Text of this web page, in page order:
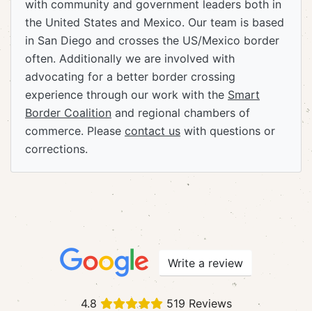
with community and government leaders both in
the United States and Mexico. Our team is based
in San Diego and crosses the US/Mexico border
often. Additionally we are involved with
advocating for a better border crossing
experience through our work with the Smart
Border Coalition and regional chambers of
commerce. Please contact us with questions or
corrections.
Write a review
4.8 519 Reviews